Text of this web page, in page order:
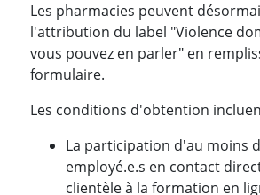
Les pharmacies peuvent
l'attribution du label "Violence
vous pouvez en parler" en
formulaire.
Les conditions d'obtention
La participation d'au moins
employé.e.s en contact
clientèle à la formation en